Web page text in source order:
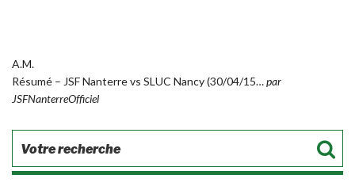
A.M.
Résumé – JSF Nanterre vs SLUC Nancy (30/04/15…par
JSFNanterreOfficiel